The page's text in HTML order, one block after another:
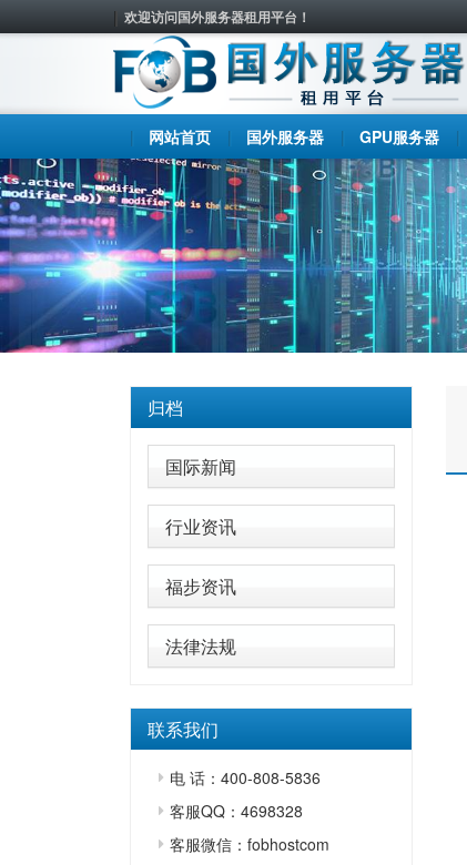
欢迎访问国外服务器租用平台！
网站首页 国外服务器 GPU服务器
归档
国际新闻
行业资讯
福步资讯
法律法规
联系我们
电 话：400-808-5836
客服QQ：4698328
客服微信：fobhostcom